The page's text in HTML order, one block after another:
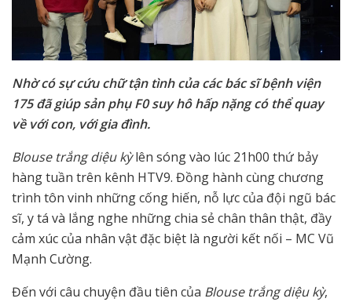
Nhờ có sự cứu chữ tận tình của các bác sĩ bệnh viện
175 đã giúp sản phụ F0 suy hô hấp nặng có thể quay
về với con, với gia đình.
Blouse trắng diệu kỳlên sóng vào lúc 21h00 thứ bảy
hàng tuần trên kênh HTV9. Đồng hành cùng chương
trình tôn vinh những cống hiến, nỗ lực của đội ngũ bác
sĩ, y tá và lắng nghe những chia sẻ chân thân thật, đầy
cảm xúc của nhân vật đặc biệt là người kết nối – MC Vũ
Mạnh Cường.
Đến với câu chuyện đầu tiên của Blouse trắng diệu kỳ,